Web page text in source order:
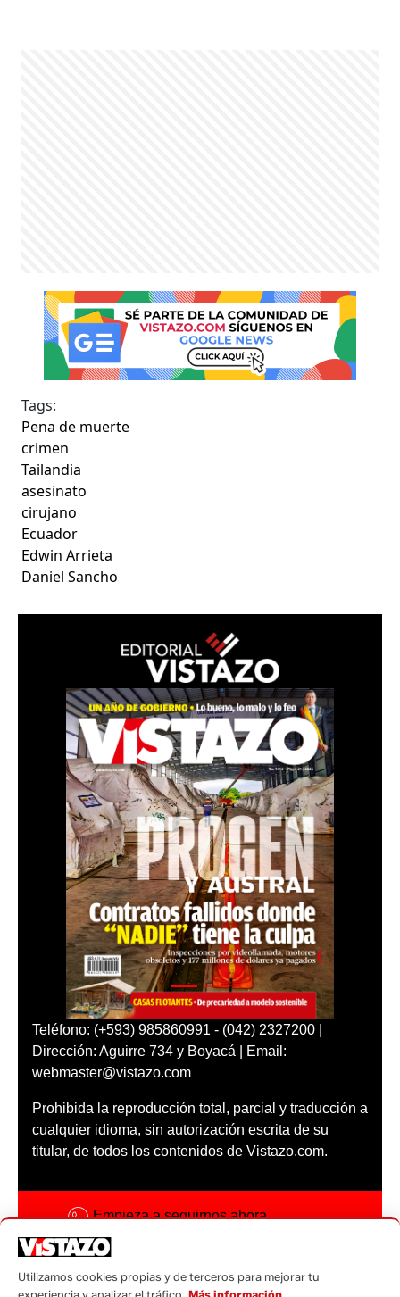
Tags:
Pena de muerte
crimen
Tailandia
asesinato
cirujano
Ecuador
Edwin Arrieta
Daniel Sancho
Teléfono: (+593) 985860991 - (042) 2327200 |
Dirección: Aguirre 734 y Boyacá | Email:
webmaster@vistazo.com
Prohibida la reproducción total, parcial y traducción a
cualquier idioma, sin autorización escrita de su
titular, de todos los contenidos de Vistazo.com.
Empieza a seguirnos ahora
Código ética
Utilizamos cookies propias y de terceros para mejorar tu